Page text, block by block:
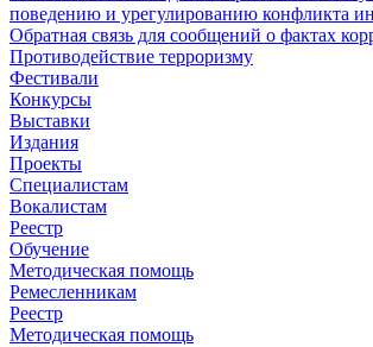
поведению и урегулированию конфликта
Обратная связь для сообщений о фактах
Противодействие терроризму
Фестивали
Конкурсы
Выставки
Издания
Проекты
Специалистам
Вокалистам
Реестр
Обучение
Методическая помощь
Ремесленникам
Реестр
Методическая помощь